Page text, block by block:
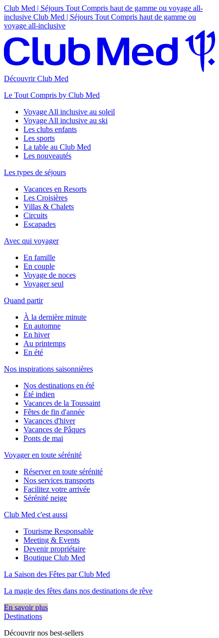
Club Med | Séjours Tout Compris haut de gamme ou voyage all-
inclusive Club Med | Séjours Tout Compris haut de gamme ou
voyage all-inclusive
Découvrir Club Med
Le Tout Compris by Club Med
Voyage All inclusive au soleil
Voyage All inclusive au ski
Les clubs enfants
Les sports
La table au Club Med
Les nouveautés
Les types de séjours
Vacances en Resorts
Les Croisières
Villas & Chalets
Circuits
Escapades
Avec qui voyager
En famille
En couple
Voyage de noces
Voyager seul
Quand partir
À la dernière minute
En automne
En hiver
Au printemps
En été
Nos inspirations saisonnières
Nos destinations en été
Été indien
Vacances de la Toussaint
Fêtes de fin d'année
Vacances d'hiver
Vacances de Pâques
Ponts de mai
Voyager en toute sérénité
Réserver en toute sérénité
Nos services transports
Facilitez votre arrivée
Sérénité neige
Club Med c'est aussi
Tourisme Responsable
Meeting & Events
Devenir propriétaire
Boutique Club Med
La Saison des Fêtes par Club Med
La magie des fêtes dans nos destinations de rêve​
En savoir plus
Destinations
Découvrir nos best-sellers